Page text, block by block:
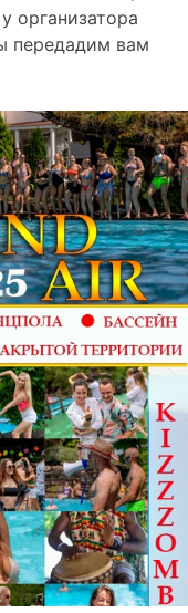
организатора
передадим вам